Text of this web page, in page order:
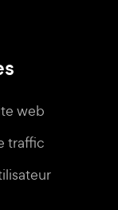
web
traffic